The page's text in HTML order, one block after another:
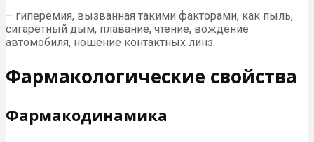
– гиперемия, вызванная такими факторами, как пыль,
сигаретный дым, плавание, чтение, вождение
автомобиля, ношение контактных линз.
Фармакологические свойства
Фармакодинамика